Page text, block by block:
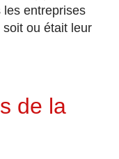
les entreprises
soit ou était leur
de la